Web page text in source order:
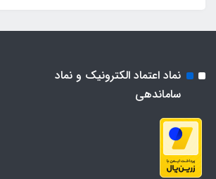
نماد اعتماد الکترونیک و نماد
ساماندهی